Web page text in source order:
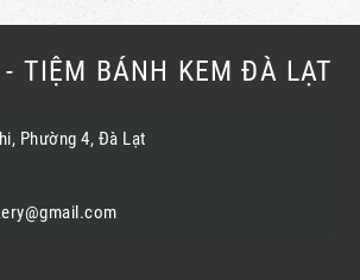
- TIỆM BÁNH KEM ĐÀ LẠT
Phường 4, Đà Lạt